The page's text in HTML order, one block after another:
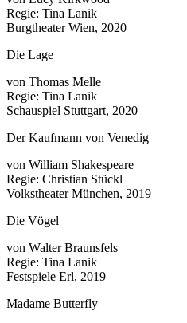
Regie: Tina Lanik
Burgtheater Wien, 2020
Die Lage
von Thomas Melle
Regie: Tina Lanik
Schauspiel Stuttgart, 2020
Der Kaufmann von Venedig
von William Shakespeare
Regie: Christian Stückl
Volkstheater München, 2019
Die Vögel
von Walter Braunsfels
Regie: Tina Lanik
Festspiele Erl, 2019
Madame Butterfly